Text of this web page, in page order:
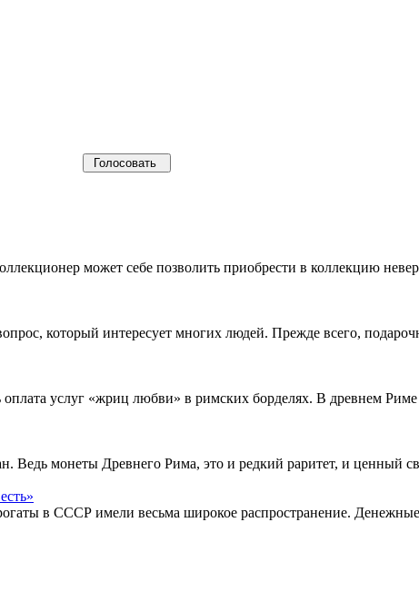
может себе позволить приобрести в коллекцию
который интересует многих людей. Прежде всего,
услуг «жриц любви» в римских борделях. В древнем
монеты Древнего Рима, это и редкий раритет, и ценный
в СССР имели весьма широкое распространение. Денежные